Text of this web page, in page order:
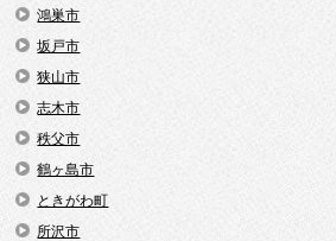
鴻巣市
坂戸市
狭山市
志木市
秩父市
鶴ヶ島市
ときがわ町
所沢市